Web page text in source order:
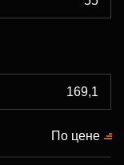
По цене